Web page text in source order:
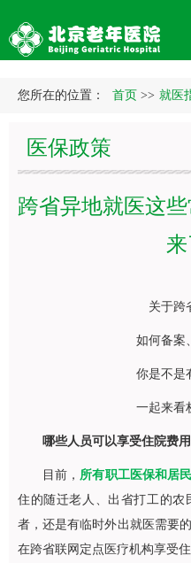
您所在的位置： 首页 >> 就医
医保政策
跨省异地就医这
来
关于跨
如何备案
你是不是
一起来
哪些人员可以享受住院费
目前， 所有职工医保和居
住的随迁老人、出省打工的农
者，还是有临时外出就医需要
在跨省联网定点医疗机构享受